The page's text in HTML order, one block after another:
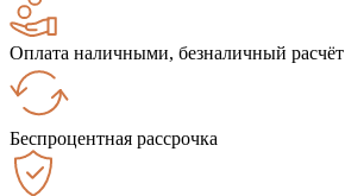
Оплата наличными, безналичный расчёт
Беспроцентная рассрочка